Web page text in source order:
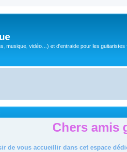
musique, vidéo…) et d'entraide pour les guitaristes
Chers amis
de vous accueillir dans cet espace